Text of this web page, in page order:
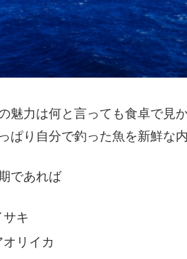
魅力は何と言っても食卓で見
ぱり自分で釣った魚を新鮮な
であれば
サキ
オリイカ